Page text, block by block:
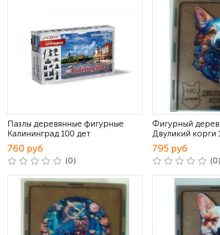
Пазлы деревянные фигурные
Калининград 100 дет
760 руб
(0)
Фигурный
Двуликий корги
795 руб